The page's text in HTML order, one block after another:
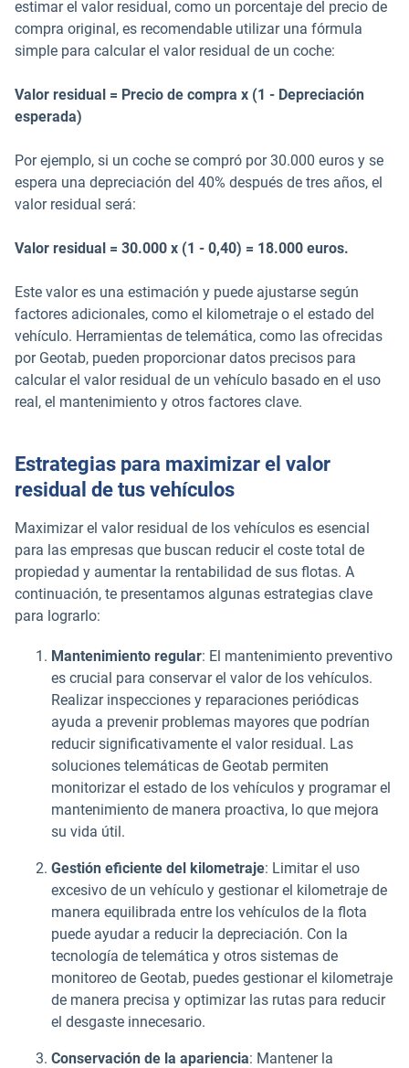
estimar el valor residual, como un porcentaje del precio de
compra original, es recomendable utilizar una fórmula
simple para calcular el valor residual de un coche:
Valor residual = Precio de compra x (1 - Depreciación
esperada)
Por ejemplo, si un coche se compró por 30.000 euros y se
espera una depreciación del 40% después de tres años, el
valor residual será:
Valor residual = 30.000 x (1 - 0,40) = 18.000 euros.
Este valor es una estimación y puede ajustarse según
factores adicionales, como el kilometraje o el estado del
vehículo. Herramientas de telemática, como las ofrecidas
por Geotab, pueden proporcionar datos precisos para
calcular el valor residual de un vehículo basado en el uso
real, el mantenimiento y otros factores clave.
Estrategias para maximizar el valor
residual de tus vehículos
Maximizar el valor residual de los vehículos es esencial
para las empresas que buscan reducir el coste total de
propiedad y aumentar la rentabilidad de sus flotas. A
continuación, te presentamos algunas estrategias clave
para lograrlo:
Mantenimiento regular: El mantenimiento preventivo
es crucial para conservar el valor de los vehículos.
Realizar inspecciones y reparaciones periódicas
ayuda a prevenir problemas mayores que podrían
reducir significativamente el valor residual. Las
soluciones telemáticas de Geotab permiten
monitorizar el estado de los vehículos y programar el
mantenimiento de manera proactiva, lo que mejora
su vida útil.
Gestión eficiente del kilometraje: Limitar el uso
excesivo de un vehículo y gestionar el kilometraje de
manera equilibrada entre los vehículos de la flota
puede ayudar a reducir la depreciación. Con la
tecnología de telemática y otros sistemas de
monitoreo de Geotab, puedes gestionar el kilometraje
de manera precisa y optimizar las rutas para reducir
el desgaste innecesario.
Conservación de la apariencia: Mantener la